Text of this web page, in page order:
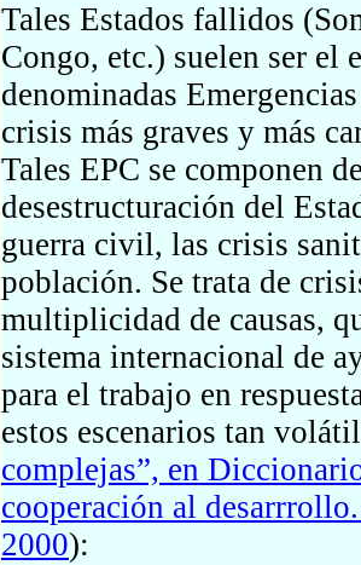
Tales Estados fallidos
Congo, etc.) suelen ser el
denominadas
crisis más graves y más
Tales EPC se componen
desestructuración del
guerra civil, las crisis
población. Se trata de
multiplicidad de causas,
sistema internacional de
para el trabajo en
estos escenarios tan
complejas”, en
cooperación al
2000):